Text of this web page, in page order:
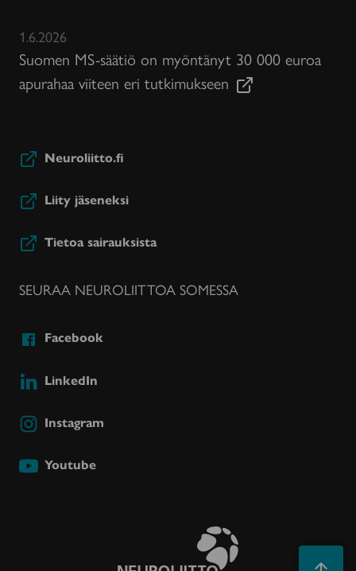
1.6.2026
Suomen MS-säätiö on myöntänyt 30 000 euroa
apurahaa viiteen eri tutkimukseen
Neuroliitto.fi
Liity jäseneksi
Tietoa sairauksista
SEURAA NEUROLIITTOA SOMESSA
Facebook
LinkedIn
Instagram
Youtube
Takaisin